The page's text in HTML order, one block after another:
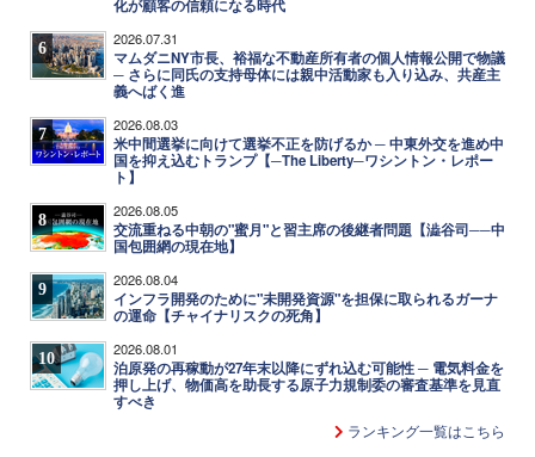
化が顧客の信頼になる時代
6 2026.07.31
マムダニNY市長、裕福な不動産所有者の個人情報公開で物議
─ さらに同氏の支持母体には親中活動家も入り込み、共産主
義へばく進
7 2026.08.03
米中間選挙に向けて選挙不正を防げるか ─ 中東外交を進め中
国を抑え込むトランプ【─The Liberty─ワシントン・レポー
ト】
8 2026.08.05
交流重ねる中朝の"蜜月"と習主席の後継者問題【澁谷司──中
国包囲網の現在地】
9 2026.08.04
インフラ開発のために"未開発資源"を担保に取られるガーナ
の運命【チャイナリスクの死角】
10 2026.08.01
泊原発の再稼動が27年末以降にずれ込む可能性 ─ 電気料金を
押し上げ、物価高を助長する原子力規制委の審査基準を見直
すべき
ランキング一覧はこちら